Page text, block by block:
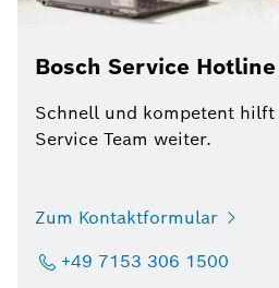
Bosch Service Hotline
Schnell und kompetent hilft
Service Team weiter.
Zum Kontaktformular
+49 7153 306 1500